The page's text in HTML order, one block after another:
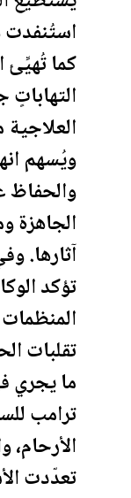
كما تُهيِّئ
ويُسهم
والحفاظ
الجاهزة
تؤكد
تقلبات
ما يجري
ترامب
تعدّدت